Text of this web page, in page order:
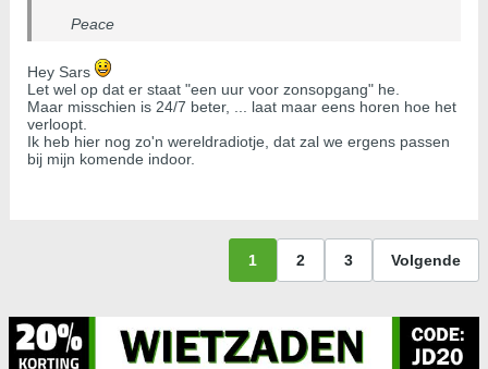
Peace
Hey Sars
Let wel op dat er staat "een uur voor zonsopgang" he.
Maar misschien is 24/7 beter, ... laat maar eens horen hoe het
verloopt.
Ik heb hier nog zo'n wereldradiotje, dat zal we ergens passen
bij mijn komende indoor.
1 2 3 Volgende